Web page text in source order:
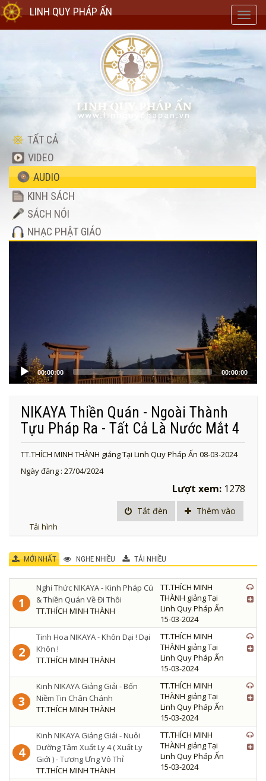
LINH QUY PHÁP ẤN
TẤT CẢ
VIDEO
AUDIO
KINH SÁCH
SÁCH NÓI
NHẠC PHẬT GIÁO
00:00:00 00:00:00
NIKAYA Thiền Quán - Ngoài Thành
Tựu Pháp Ra - Tất Cả Là Nước Mắt 4
TT.THÍCH MINH THÀNH giảng Tại Linh Quy Pháp Ấn 08-03-2024
Ngày đăng : 27/04/2024
Lượt xem: 1278
Tắt đèn Thêm vào
Tải hình
MỚI NHẤT NGHE NHIỀU TẢI NHIỀU
1
Nghi Thức NIKAYA - Kinh Pháp Cú
& Thiền Quán Về Đi Thôi
TT.THÍCH MINH THÀNH
TT.THÍCH MINH
THÀNH giảng Tại
Linh Quy Pháp Ấn
15-03-2024
2
Tinh Hoa NIKAYA - Khôn Dại ! Dại
Khôn !
TT.THÍCH MINH THÀNH
TT.THÍCH MINH
THÀNH giảng Tại
Linh Quy Pháp Ấn
15-03-2024
3
Kinh NIKAYA Giảng Giải - Bốn
Niềm Tin Chân Chánh
TT.THÍCH MINH THÀNH
TT.THÍCH MINH
THÀNH giảng Tại
Linh Quy Pháp Ấn
15-03-2024
4
Kinh NIKAYA Giảng Giải - Nuôi
Dưỡng Tâm Xuất Ly 4 ( Xuất Ly
Giới ) - Tương Ưng Vô Thỉ
TT.THÍCH MINH THÀNH
TT.THÍCH MINH
THÀNH giảng Tại
Linh Quy Pháp Ấn
15-03-2024